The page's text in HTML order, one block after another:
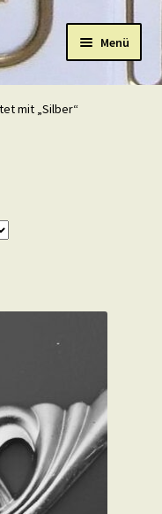
Menü
mit „Silber“